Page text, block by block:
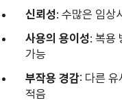
신뢰성: 수많은 임상
사용의 용이성: 복용
가능
부작용 경감: 다른 유
적음